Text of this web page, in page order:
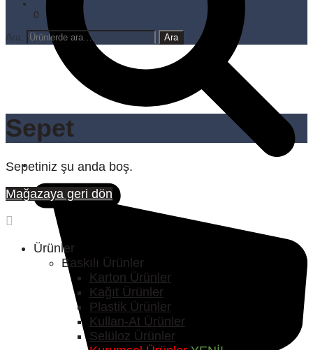
0
Ara:
Sepet
Sepetiniz şu anda boş.
Mağazaya geri dön
Ürünler
Baskılı Ürünler
Karton Ürünler
Kağıt Ürünler
Plastik Ürünler
Kullan-At Ürünler
Selüloz Ürünler